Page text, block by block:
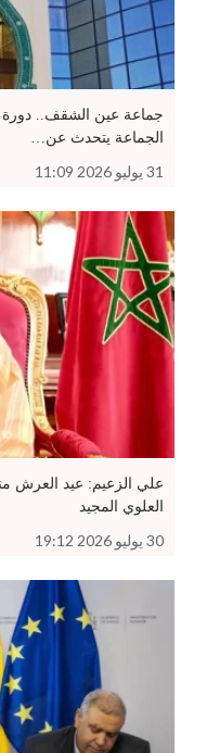
جماعة عين الشقف.. دورة
الجماعة يتحدث عن…
31 يوليو 2026 11:09
علي الزعيم: عيد العرش
العلوي المجيد
30 يوليو 2026 19:12